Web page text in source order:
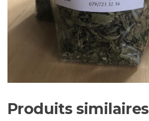
Produits similaires